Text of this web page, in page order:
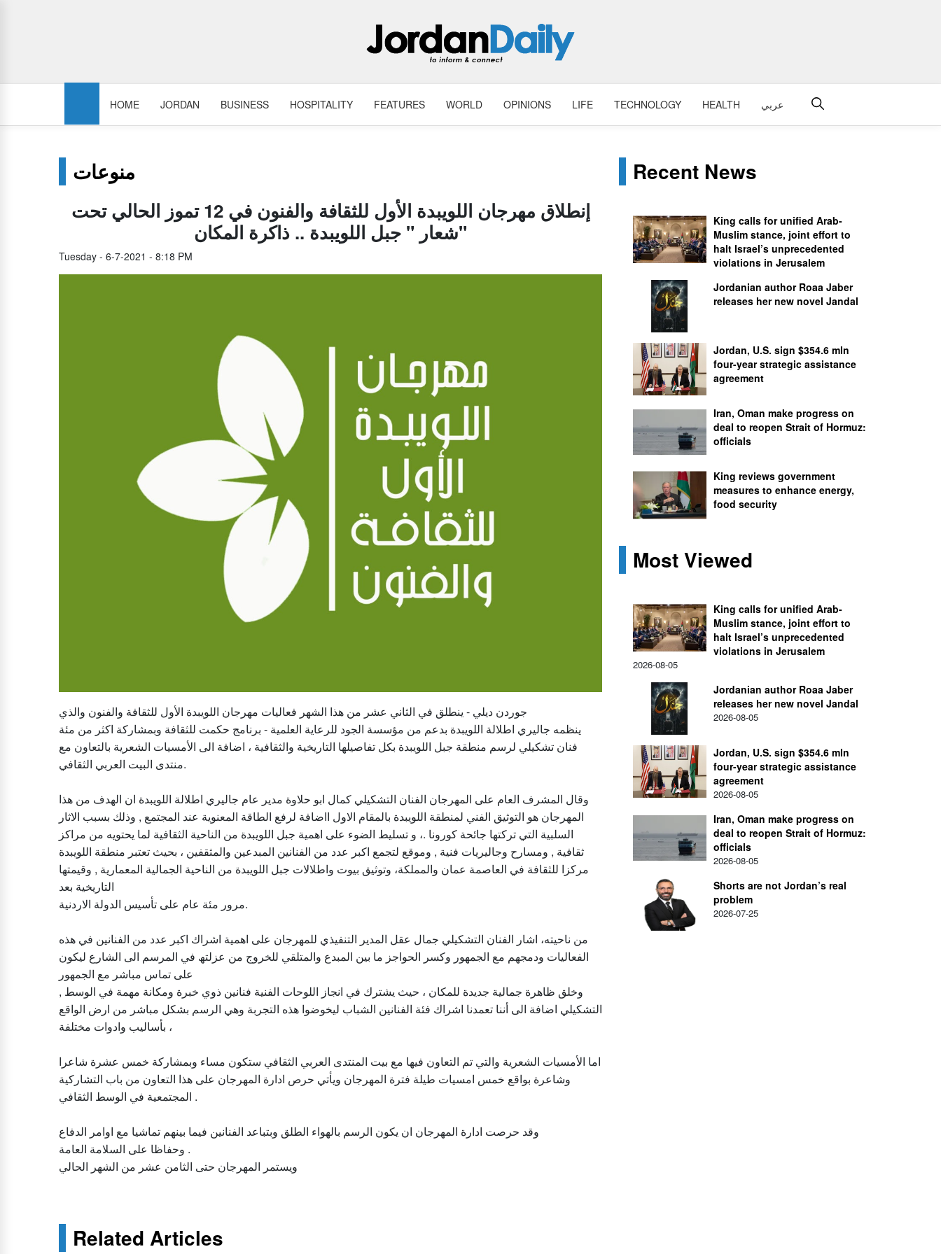
HOME JORDAN BUSINESS HOSPITALITY FEATURES WORLD OPINIONS LIFE TECHNOLOGY HEALTH عربي
منوعات
إنطلاق مھرجان اللويبدة الأول للثقافة والفنون في 12 تموز الحالي تحت
شعار " جبل اللويبدة .. ذاكرة المكان"
Tuesday - 6-7-2021 - 8:18 PM
جوردن ديلي - ینطلق في الثاني عشر من ھذا الشھر فعالیات مھرجان اللویبدة الأول للثقافة والفنون والذي
ینظمه جالیري اطلالة اللویبدة بدعم من مؤسسة الجود للرعایة العلمیة - برنامج حكمت للثقافة وبمشاركة اكثر من مئة
فنان تشكیلي لرسم منطقة جبل اللویبدة بكل تفاصیلھا التاریخیة والثقافیة ، اضافة الى الأمسیات الشعریة بالتعاون مع
منتدى البیت العربي الثقافي.
وقال المشرف العام على المھرجان الفنان التشكیلي كمال ابو حلاوة مدیر عام جالیري اطلالة اللویبدة ان الھدف من ھذا
المھرجان ھو التوثیق الفني لمنطقة اللویبدة بالمقام الاول ااضافة لرفع الطاقة المعنویة عند المجتمع , وذلك بسبب الاثار
السلبیة التي تركتھا جائحة كورونا .، و تسلیط الضوء على اھمیة جبل اللویبدة من الناحیة الثقافیة لما یحتویه من مراكز
ثقافیة , ومسارح وجالیریات فنیة , وموقع لتجمع اكبر عدد من الفنانین المبدعین والمثقفین ، بحیث تعتبر منطقة اللویبدة
مركزا للثقافة في العاصمة عمان والمملكة، وتوثیق بیوت واطلالات جبل اللویبدة من الناحیة الجمالیة المعماریة , وقیمتھا
التاریخیة بعد
مرور مئة عام على تأسیس الدولة الاردنیة.
من ناحیته، اشار الفنان التشكیلي جمال عقل المدیر التنفیذي للمھرجان على اھمیة اشراك اكبر عدد من الفنانین في ھذه
الفعالیات ودمجھم مع الجمھور وكسر الحواجز ما بین المبدع والمتلقي للخروج من عزلتھ في المرسم الى الشارع لیكون
على تماس مباشر مع الجمھور
, وخلق ظاھرة جمالیة جدیدة للمكان ، حیث یشترك في انجاز اللوحات الفنیة فنانین ذوي خبرة ومكانة مھمة في الوسط
التشكیلي اضافة الى أننا تعمدنا اشراك فئة الفنانین الشباب لیخوضوا ھذه التجربة وھي الرسم بشكل مباشر من ارض الواقع
بأسالیب وادوات مختلفة ،
اما الأمسیات الشعریة والتي تم التعاون فیھا مع بیت المنتدى العربي الثقافي ستكون مساء وبمشاركة خمس عشرة شاعرا
وشاعرة بواقع خمس امسیات طیلة فترة المھرجان ویأتي حرص ادارة المھرجان على ھذا التعاون من باب التشاركیة
المجتمعیة في الوسط الثقافي .
وقد حرصت ادارة المھرجان ان یكون الرسم بالھواء الطلق وبتباعد الفنانین فیما بینھم تماشیا مع اوامر الدفاع
وحفاظا على السلامة العامة .
ویستمر المھرجان حتى الثامن عشر من الشھر الحالي
Recent News
King calls for unified Arab-
Muslim stance, joint effort to
halt Israel’s unprecedented
violations in Jerusalem
Jordanian author Roaa Jaber
releases her new novel Jandal
Jordan, U.S. sign $354.6 mln
four-year strategic assistance
agreement
Iran, Oman make progress on
deal to reopen Strait of Hormuz:
officials
King reviews government
measures to enhance energy,
food security
Most Viewed
King calls for unified Arab-
Muslim stance, joint effort to
halt Israel’s unprecedented
violations in Jerusalem
2026-08-05
Jordanian author Roaa Jaber
releases her new novel Jandal
2026-08-05
Jordan, U.S. sign $354.6 mln
four-year strategic assistance
agreement
2026-08-05
Iran, Oman make progress on
deal to reopen Strait of Hormuz:
officials
2026-08-05
Shorts are not Jordan’s real
problem
2026-07-25
Related Articles